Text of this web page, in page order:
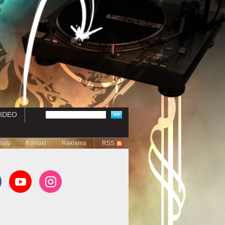
Kontakt Reklama RSS